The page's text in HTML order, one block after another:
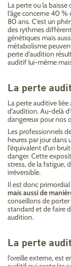
La perte ou la
l’âge concerne 40
80 ans. C’est un
des rythmes
génétiques mais
métabolisme
perte d’audition
auditif lui-même
La perte
La perte auditive liée
d’audition. Au-delà
dangereux pour nos
Les professionnels
heures par jour
l’équivalent d’un
danger. Cette
stress, de la fatigue,
irréversible.
Il est donc primordial
mais aussi de
conseillons de
standard et de faire
audition.
La perte
l’oreille externe, est